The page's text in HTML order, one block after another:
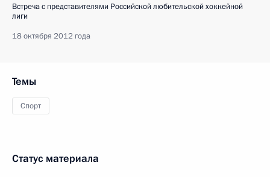
Встреча с представителями Российской любительской хоккейной
лиги
18 октября 2012 года
Темы
Спорт
Статус материала